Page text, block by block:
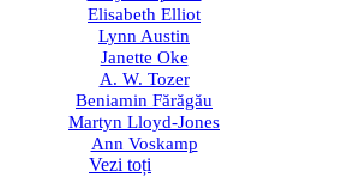
Elisabeth Elliot
Lynn Austin
Janette Oke
A. W. Tozer
Beniamin Fărăgău
Martyn Lloyd-Jones
Ann Voskamp
Vezi toți